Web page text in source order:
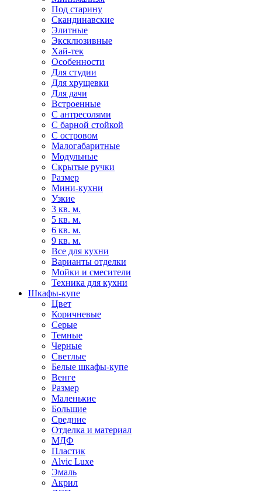
Под старину
Скандинавские
Элитные
Эксклюзивные
Хай-тек
Особенности
Для студии
Для хрущевки
Для дачи
Встроенные
С антресолями
С барной стойкой
С островом
Малогабаритные
Модульные
Скрытые ручки
Размер
Мини-кухни
Узкие
3 кв. м.
5 кв. м.
6 кв. м.
9 кв. м.
Все для кухни
Варианты отделки
Мойки и смесители
Техника для кухни
Шкафы-купе
Цвет
Коричневые
Серые
Темные
Черные
Светлые
Белые шкафы-купе
Венге
Размер
Маленькие
Большие
Средние
Отделка и материал
МДФ
Пластик
Alvic Luxe
Эмаль
Акрил